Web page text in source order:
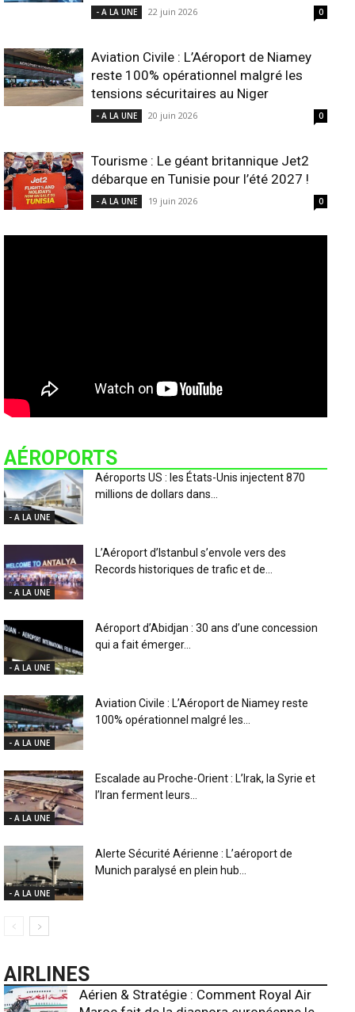
- A LA UNE 22 juin 2026 0
Aviation Civile : L’Aéroport de Niamey
reste 100% opérationnel malgré les
tensions sécuritaires au Niger
- A LA UNE 20 juin 2026 0
Tourisme : Le géant britannique Jet2
débarque en Tunisie pour l’été 2027 !
- A LA UNE 19 juin 2026 0
AÉROPORTS
- A LA UNE
Aéroports US : les États-Unis injectent 870
millions de dollars dans...
- A LA UNE
L’Aéroport d’Istanbul s’envole vers des
Records historiques de trafic et de...
- A LA UNE
Aéroport d’Abidjan : 30 ans d’une concession
qui a fait émerger...
- A LA UNE
Aviation Civile : L’Aéroport de Niamey reste
100% opérationnel malgré les...
- A LA UNE
Escalade au Proche-Orient : L’Irak, la Syrie et
l’Iran ferment leurs...
- A LA UNE
Alerte Sécurité Aérienne : L’aéroport de
Munich paralysé en plein hub...
AIRLINES
Aérien & Stratégie : Comment Royal Air